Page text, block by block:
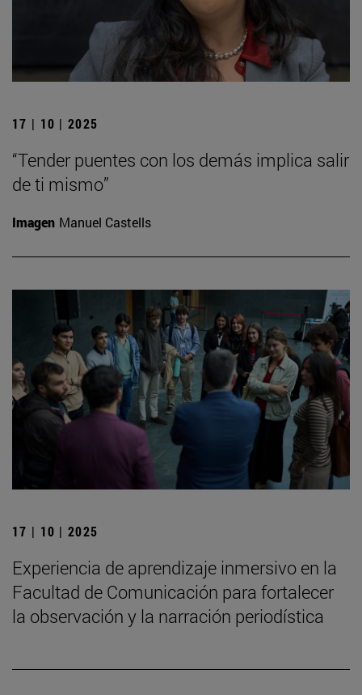
17 | 10 | 2025
“Tender puentes con los demás implica salir
de ti mismo”
Imagen Manuel Castells
17 | 10 | 2025
Experiencia de aprendizaje inmersivo en la
Facultad de Comunicación para fortalecer
la observación y la narración periodística